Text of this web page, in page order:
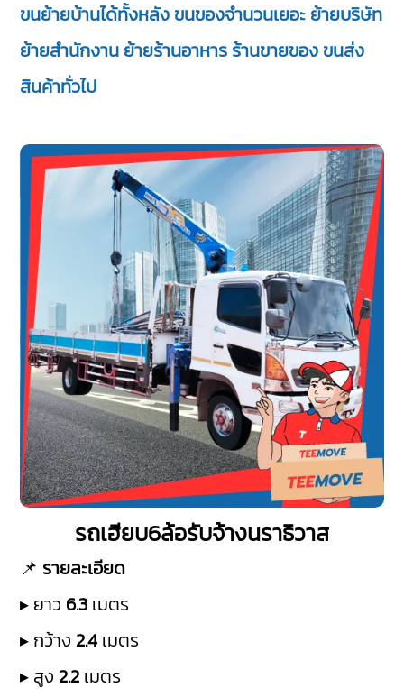
ขนย้ายบ้านได้ทั้งหลัง ขนของจำนวนเยอะ ย้ายบริษัท
ย้ายสำนักงาน ย้ายร้านอาหาร ร้านขายของ ขนส่ง
สินค้าทั่วไป
รถเฮียบ6ล้อรับจ้างนราธิวาส
📌 รายละเอียด
▸ ยาว 6.3 เมตร
▸ กว้าง 2.4 เมตร
▸ สูง 2.2 เมตร